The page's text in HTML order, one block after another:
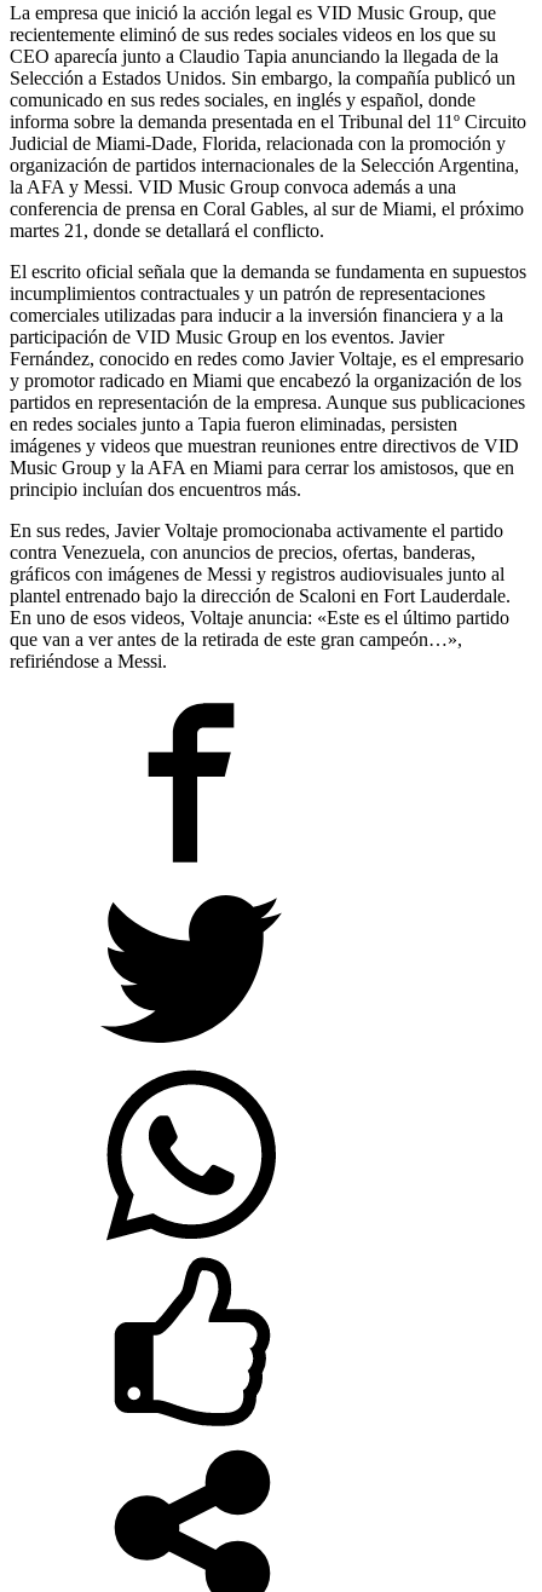
La empresa que inició la acción legal es VID Music Group, que
recientemente eliminó de sus redes sociales videos en los que su
CEO aparecía junto a Claudio Tapia anunciando la llegada de la
Selección a Estados Unidos. Sin embargo, la compañía publicó un
comunicado en sus redes sociales, en inglés y español, donde
informa sobre la demanda presentada en el Tribunal del 11º Circuito
Judicial de Miami-Dade, Florida, relacionada con la promoción y
organización de partidos internacionales de la Selección Argentina,
la AFA y Messi. VID Music Group convoca además a una
conferencia de prensa en Coral Gables, al sur de Miami, el próximo
martes 21, donde se detallará el conflicto.
El escrito oficial señala que la demanda se fundamenta en supuestos
incumplimientos contractuales y un patrón de representaciones
comerciales utilizadas para inducir a la inversión financiera y a la
participación de VID Music Group en los eventos. Javier
Fernández, conocido en redes como Javier Voltaje, es el empresario
y promotor radicado en Miami que encabezó la organización de los
partidos en representación de la empresa. Aunque sus publicaciones
en redes sociales junto a Tapia fueron eliminadas, persisten
imágenes y videos que muestran reuniones entre directivos de VID
Music Group y la AFA en Miami para cerrar los amistosos, que en
principio incluían dos encuentros más.
En sus redes, Javier Voltaje promocionaba activamente el partido
contra Venezuela, con anuncios de precios, ofertas, banderas,
gráficos con imágenes de Messi y registros audiovisuales junto al
plantel entrenado bajo la dirección de Scaloni en Fort Lauderdale.
En uno de esos videos, Voltaje anuncia: «Este es el último partido
que van a ver antes de la retirada de este gran campeón…»,
refiriéndose a Messi.